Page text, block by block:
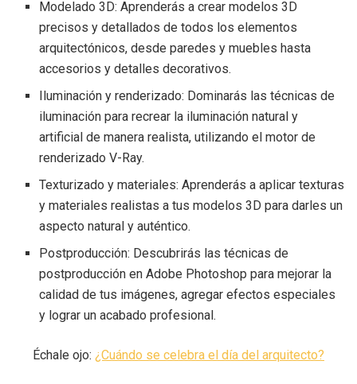
Modelado 3D: Aprenderás a crear modelos 3D
precisos y detallados de todos los elementos
arquitectónicos, desde paredes y muebles hasta
accesorios y detalles decorativos.
Iluminación y renderizado: Dominarás las técnicas de
iluminación para recrear la iluminación natural y
artificial de manera realista, utilizando el motor de
renderizado V-Ray.
Texturizado y materiales: Aprenderás a aplicar texturas
y materiales realistas a tus modelos 3D para darles un
aspecto natural y auténtico.
Postproducción: Descubrirás las técnicas de
postproducción en Adobe Photoshop para mejorar la
calidad de tus imágenes, agregar efectos especiales
y lograr un acabado profesional.
Échale ojo: ¿Cuándo se celebra el día del arquitecto?